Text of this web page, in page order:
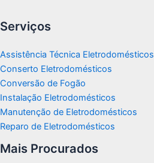
Serviços
Assistência Técnica Eletrodomésticos
Conserto Eletrodomésticos
Conversão de Fogão
Instalação Eletrodomésticos
Manutenção de Eletrodomésticos
Reparo de Eletrodomésticos
Mais Procurados